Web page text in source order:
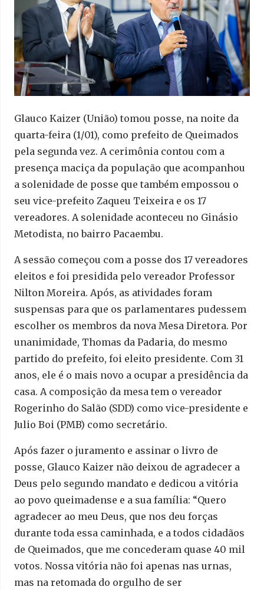
Glauco Kaizer (União) tomou posse, na noite da
quarta-feira (1/01), como prefeito de Queimados
pela segunda vez. A cerimônia contou com a
presença maciça da população que acompanhou
a solenidade de posse que também empossou o
seu vice-prefeito Zaqueu Teixeira e os 17
vereadores. A solenidade aconteceu no Ginásio
Metodista, no bairro Pacaembu.
A sessão começou com a posse dos 17 vereadores
eleitos e foi presidida pelo vereador Professor
Nilton Moreira. Após, as atividades foram
suspensas para que os parlamentares pudessem
escolher os membros da nova Mesa Diretora. Por
unanimidade, Thomas da Padaria, do mesmo
partido do prefeito, foi eleito presidente. Com 31
anos, ele é o mais novo a ocupar a presidência da
casa. A composição da mesa tem o vereador
Rogerinho do Salão (SDD) como vice-presidente e
Julio Boi (PMB) como secretário.
Após fazer o juramento e assinar o livro de
posse, Glauco Kaizer não deixou de agradecer a
Deus pelo segundo mandato e dedicou a vitória
ao povo queimadense e a sua família: “Quero
agradecer ao meu Deus, que nos deu forças
durante toda essa caminhada, e a todos cidadãos
de Queimados, que me concederam quase 40 mil
votos. Nossa vitória não foi apenas nas urnas,
mas na retomada do orgulho de ser